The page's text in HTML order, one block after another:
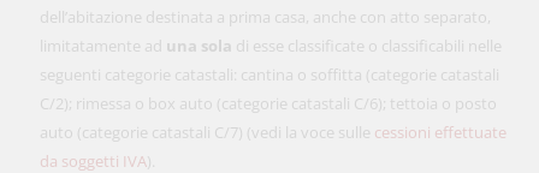
dell’abitazione destinata a prima casa, anche con atto separato,
limitatamente ad una sola di esse classificate o classificabili nelle
seguenti categorie catastali: cantina o soffitta (categorie catastali
C/2); rimessa o box auto (categorie catastali C/6); tettoia o posto
auto (categorie catastali C/7) (vedi la voce sulle cessioni effettuate
da soggetti IVA).